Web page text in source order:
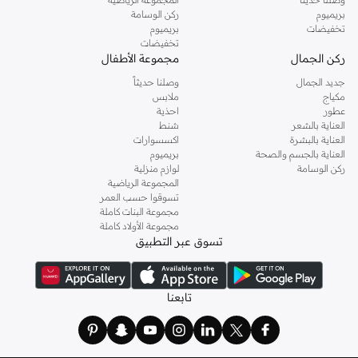
بريميوم
تخفيضات
ركن الوسامة
بريميوم
تخفيضات
ركن الجمال
جديد الجمال
مكياج
عطور
العناية بالشعر
العناية بالبشرة
العناية بالجسم والصحة
ركن الوسامة
مجموعة الأطفال
وصلنا حديثاً
ملابس
احذية
شنط
اكسسوارات
بريميوم
لوازم منزلية
المجموعة الرياضية
تسوقوا حسب العمر
مجموعة البنات كاملة
مجموعة الأولاد كاملة
تسوق عبر التطبيق
تابعنا